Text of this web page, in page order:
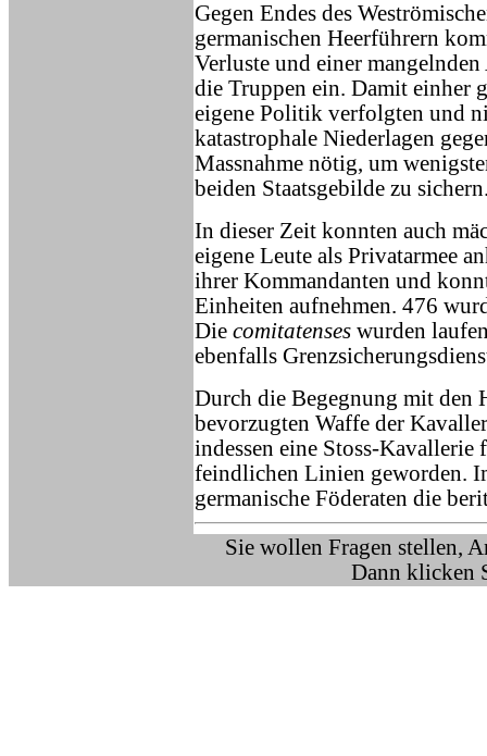
Gegen Endes des
germanischen Heerführern
Verluste und einer
die Truppen ein. Damit einher
eigene Politik verfolgten und
katastrophale Niederlagen
Massnahme nötig, um
beiden Staatsgebilde zu
In dieser Zeit konnten auch
eigene Leute als Privatarmee
ihrer Kommandanten und
Einheiten aufnehmen. 476
Die comitatenses wurden
ebenfalls
Durch die Begegnung mit den
bevorzugten Waffe der
indessen eine Stoss-
feindlichen Linien geworden.
germanische Föderaten die
Sie wollen Fragen stellen,
Dann klicken